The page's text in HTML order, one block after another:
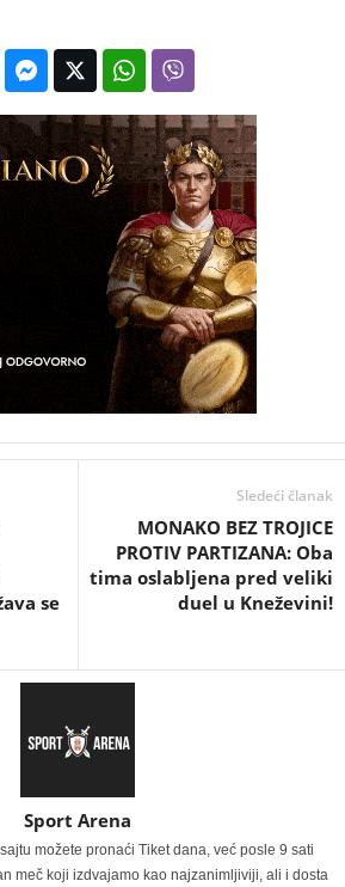
se
Sledeći članak
MONAKO BEZ TROJICE
PROTIV PARTIZANA: Oba
tima oslabljena pred veliki
duel u Kneževini!
Sport Arena
možete pronaći Tiket dana, već posle 9 sati
meč koji izdvajamo kao najzanimljiviji, ali i dosta